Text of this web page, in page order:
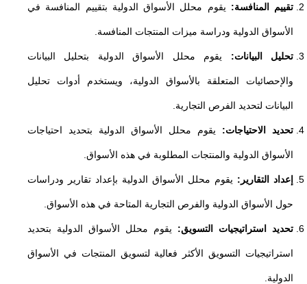
تقييم المنافسة: يقوم محلل الأسواق الدولية بتقييم المنافسة في
الأسواق الدولية ودراسة ميزات المنتجات المنافسة.
تحليل البيانات: يقوم محلل الأسواق الدولية بتحليل البيانات
والإحصائيات المتعلقة بالأسواق الدولية، ويستخدم أدوات تحليل
البيانات لتحديد الفرص التجارية.
تحديد الاحتياجات: يقوم محلل الأسواق الدولية بتحديد احتياجات
الأسواق الدولية والمنتجات المطلوبة في هذه الأسواق.
إعداد التقارير: يقوم محلل الأسواق الدولية بإعداد تقارير ودراسات
حول الأسواق الدولية والفرص التجارية المتاحة في هذه الأسواق.
تحديد استراتيجيات التسويق: يقوم محلل الأسواق الدولية بتحديد
استراتيجيات التسويق الأكثر فعالية لتسويق المنتجات في الأسواق
الدولية.